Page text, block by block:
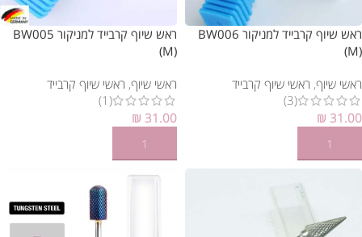
ראש שיוף קרבייד למניקור BW006
(M)
ראשי שיוף, ראשי שיוף קרבייד
(3)
₪ 31.00
הוספה לסל
ראש שיוף קרבייד למניקור BW005
(M)
ראשי שיוף, ראשי שיוף קרבייד
(1)
₪ 31.00
הוספה לסל